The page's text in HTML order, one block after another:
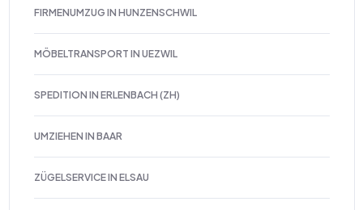
FIRMENUMZUG IN HUNZENSCHWIL
MÖBELTRANSPORT IN UEZWIL
SPEDITION IN ERLENBACH (ZH)
UMZIEHEN IN BAAR
ZÜGELSERVICE IN ELSAU